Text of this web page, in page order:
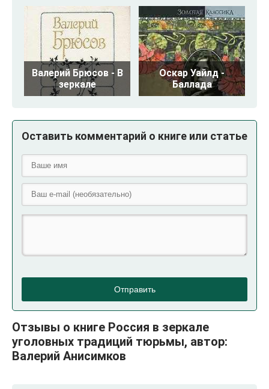
Валерий Брюсов - В
зеркале
Оскар Уайлд -
Баллада
Оставить комментарий о книге или статье
Отправить
Отзывы о книге Россия в зеркале
уголовных традиций тюрьмы, автор:
Валерий Анисимков